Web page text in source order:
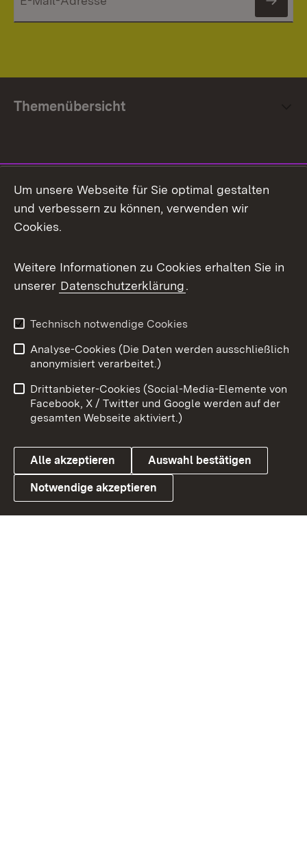
Themenübersicht
Facebook
X / Twitter
Youtube
Link zum Landesportal
Impressum
Kontakt
Barrierefreiheit
Datenschutz
Cookies
Um unsere Webseite für Sie optimal gestalten
und verbessern zu können, verwenden wir
Cookies.
Weitere Informationen zu Cookies erhalten Sie in
unserer Datenschutzerklärung.
Technisch notwendige Cookies
Analyse-Cookies (Die Daten werden ausschließlich
anonymisiert verarbeitet.)
Drittanbieter-Cookies (Social-Media-Elemente von
Facebook, X / Twitter und Google werden auf der
gesamten Webseite aktiviert.)
Alle akzeptieren Auswahl bestätigen
Notwendige akzeptieren